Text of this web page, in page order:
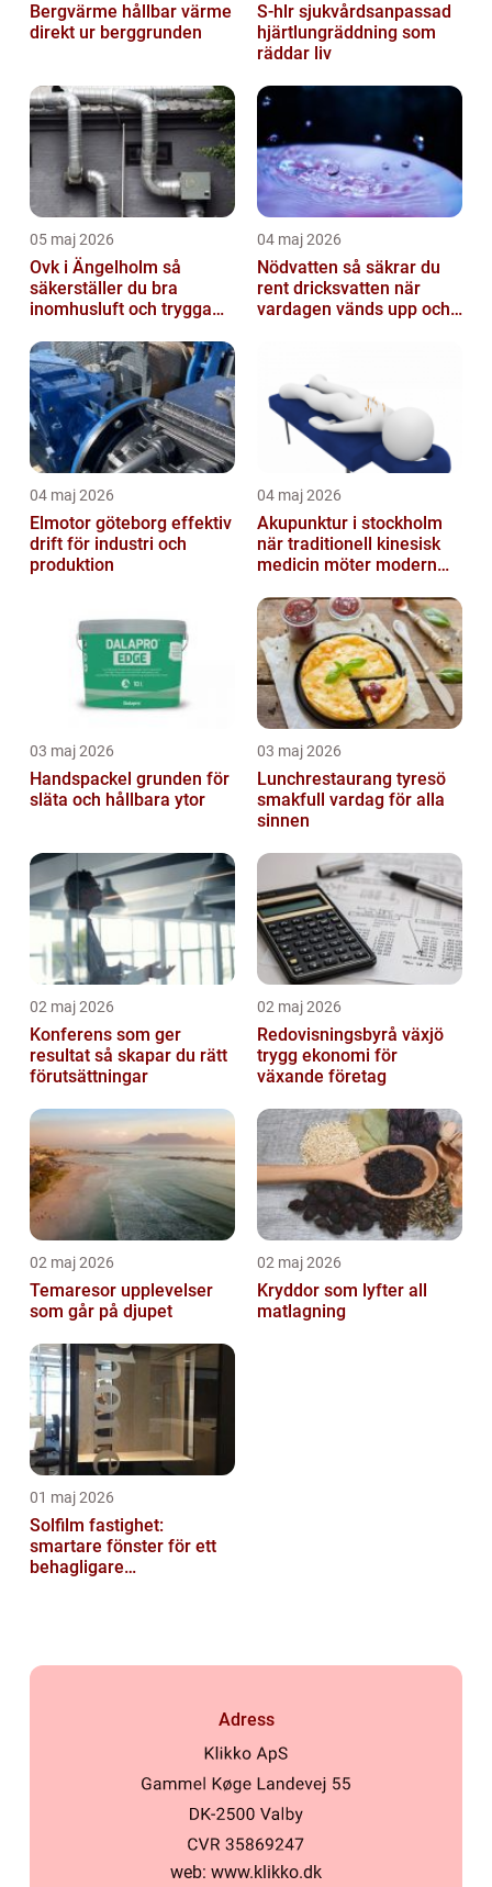
Bergvärme hållbar värme
direkt ur berggrunden
S-hlr sjukvårdsanpassad
hjärtlungräddning som
räddar liv
05 maj 2026
Ovk i Ängelholm så
säkerställer du bra
inomhusluft och trygga
04 maj 2026
Nödvatten så säkrar du
rent dricksvatten när
vardagen vänds upp och
04 maj 2026
Elmotor göteborg effektiv
drift för industri och
produktion
04 maj 2026
Akupunktur i stockholm
när traditionell kinesisk
medicin möter modern
03 maj 2026
Handspackel grunden för
släta och hållbara ytor
03 maj 2026
Lunchrestaurang tyresö
smakfull vardag för alla
sinnen
02 maj 2026
Konferens som ger
resultat så skapar du rätt
förutsättningar
02 maj 2026
Redovisningsbyrå växjö
trygg ekonomi för
växande företag
02 maj 2026
Temaresor upplevelser
som går på djupet
02 maj 2026
Kryddor som lyfter all
matlagning
01 maj 2026
Solfilm fastighet:
smartare fönster för ett
behagligare
Adress
web: www.klikko.dk